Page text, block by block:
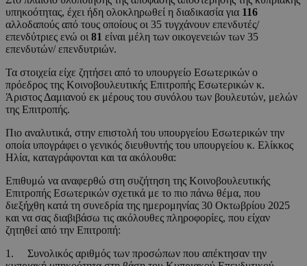
υπηκοότητας, έχει ήδη ολοκληρωθεί η διαδικασία για 116
αλλοδαπούς από τους οποίους οι 35 τυγχάνουν επενδυτές/
επενδύτριες ενώ οι 81 είναι μέλη των οικογενειών των 35
επενδυτών/ επενδυτριών.
Τα στοιχεία είχε ζητήσει από το υπουργείο Εσωτερικών ο
πρόεδρος της Κοινοβουλευτικής Επιτροπής Εσωτερικών κ.
Άριστος Δαμιανού εκ μέρους του συνόλου των βουλευτών, μελών
της Επιτροπής.
Πιο αναλυτικά, στην επιστολή του υπουργείου Εσωτερικών την
οποία υπογράφει ο γενικός διευθυντής του υπουργείου κ. Ελίκκος
Ηλία, καταγράφονται και τα ακόλουθα:
Επιθυμώ να αναφερθώ στη συζήτηση της Κοινοβουλευτικής
Επιτροπής Εσωτερικών σχετικά με το πιο πάνω θέμα, που
διεξήχθη κατά τη συνεδρία της ημερομηνίας 30 Οκτωβρίου 2025
και να σας διαβιβάσω τις ακόλουθες πληροφορίες, που είχαν
ζητηθεί από την Επιτροπή:
1. Συνολικός αριθμός των προσώπων που απέκτησαν την